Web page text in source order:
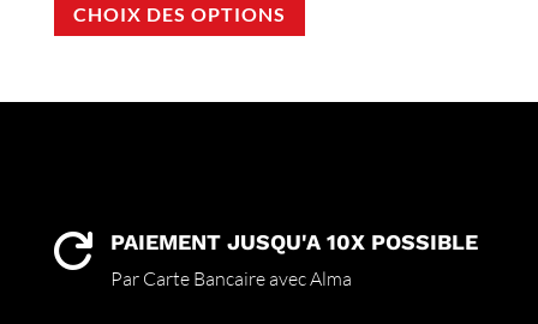
CHOIX DES OPTIONS
a
choisies
la
 PAIEMENT JUSQU'A 10X POSSIBLE
Par Carte Bancaire avec Alma